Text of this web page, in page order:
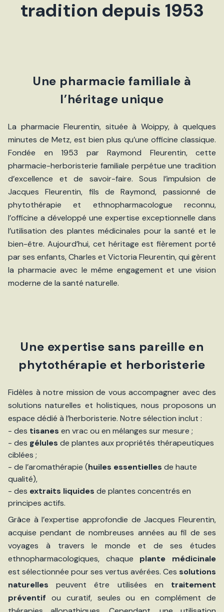
tradition depuis 1953
Une pharmacie familiale à
l’héritage unique
La pharmacie Fleurentin, située à Woippy, à quelques
minutes de Metz, est bien plus qu’une officine classique.
Fondée en 1953 par Raymond Fleurentin, cette
pharmacie-herboristerie familiale perpétue une tradition
d’excellence et de savoir-faire. Sous l’impulsion de
Jacques Fleurentin, fils de Raymond, passionné de
phytothérapie et ethnopharmacologue reconnu,
l’officine a développé une expertise exceptionnelle dans
l’utilisation des plantes médicinales pour la santé et le
bien-être. Aujourd’hui, cet héritage est fièrement porté
par ses enfants, Charles et Victoria Fleurentin, qui gèrent
la pharmacie avec le même engagement et une vision
moderne de la santé naturelle.
Une expertise sans pareille en
phytothérapie et herboristerie
Fidèles à notre mission de vous accompagner avec des
solutions naturelles et holistiques, nous proposons un
espace dédié à l’herboristerie. Notre sélection inclut :
- des tisanes en vrac ou en mélanges sur mesure ;
- des gélules de plantes aux propriétés thérapeutiques
ciblées ;
- de l’aromathérapie (huiles essentielles de haute
qualité),
- des extraits liquides de plantes concentrés en
principes actifs.
Grâce à l’expertise approfondie de Jacques Fleurentin,
acquise pendant de nombreuses années au fil de ses
voyages à travers le monde et de ses études
ethnopharmacologiques, chaque plante médicinale
est sélectionnée pour ses vertus avérées. Ces solutions
naturelles peuvent être utilisées en traitement
préventif ou curatif, seules ou en complément de